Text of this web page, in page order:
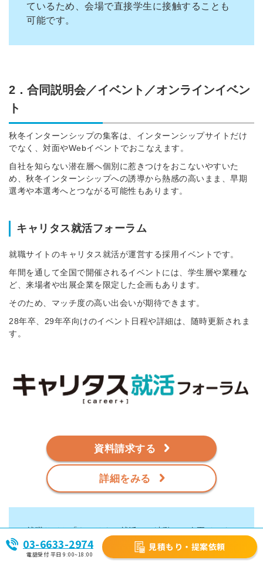
ているため、会場で直接学生に接触することも
可能です。
2．合同説明会／イベント／オンラインイベン
ト
秋冬インターンシップの集客は、インターンシップサイトだけ
でなく、対面やWebイベントでおこなえます。
自社を知らない潜在層へ個別に惹きつけをおこないやすいた
め、秋冬インターンシップへの誘導から熱感の高いまま、早期
選考や本選考へとつながる可能性もあります。
キャリタス就活フォーラム
就職サイトのキャリタス就活が運営する採用イベントです。
年間を通して全国で開催されるイベントには、学生層や業種な
ど、来場者や出展企業を限定した企画もあります。
そのため、マッチ度の高い出会いが期待できます。
28年卒、29年卒向けのイベント日程や詳細は、随時更新されま
す。
資料請求する
詳細をみる
就職サイト「キャリタス就活」と連動し、春夏インタ
ーンシップ期間から秋冬インターンシップ期間まで、
長期的な活用が可能です。
03-6633-2974
電話受付 平日 9:00~18:00
見積もり・提案依頼